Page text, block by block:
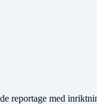
reportage med